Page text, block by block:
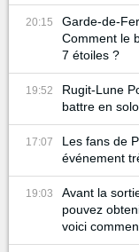
20:15
Garde-de-
Comment le
7 étoiles ?
19:52
Rugit-Lune
battre en
17:07
Les fans de
événement
19:03
Avant la
pouvez
voici